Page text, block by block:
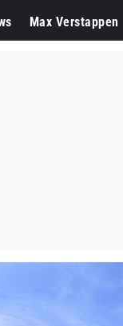
Max Verstappen